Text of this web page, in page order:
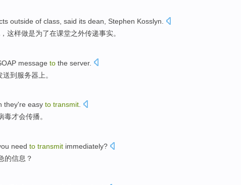
outside of class said its dean Stephen Kosslyn
，这样做是为了在课堂之外传递事实。
message to the server.
送到服务器 上 。
they're easy to transmit.
毒才会传播。
need to transmit immediately?
的信息 ？